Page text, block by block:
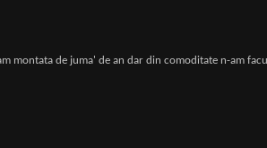
montata de juma' de an dar din comoditate n-am